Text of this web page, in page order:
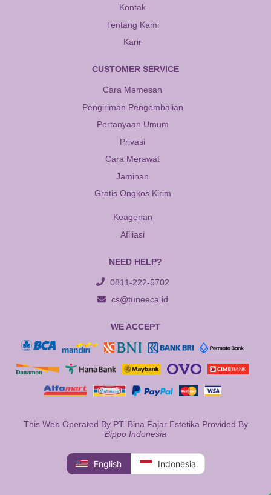
Kontak
Tentang Kami
Karir
CUSTOMER SERVICE
Cara Memesan
Pengiriman Pengembalian
Pertanyaan Umum
Privasi
Cara Merawat
Jaminan
Gratis Ongkos Kirim
Keagenan
Afiliasi
NEED HELP?
0811-222-5702
cs@tuneeca.id
WE ACCEPT
This Web Operated By PT. Bina Fajar Estetika Provided By
Bippo Indonesia
English Indonesia